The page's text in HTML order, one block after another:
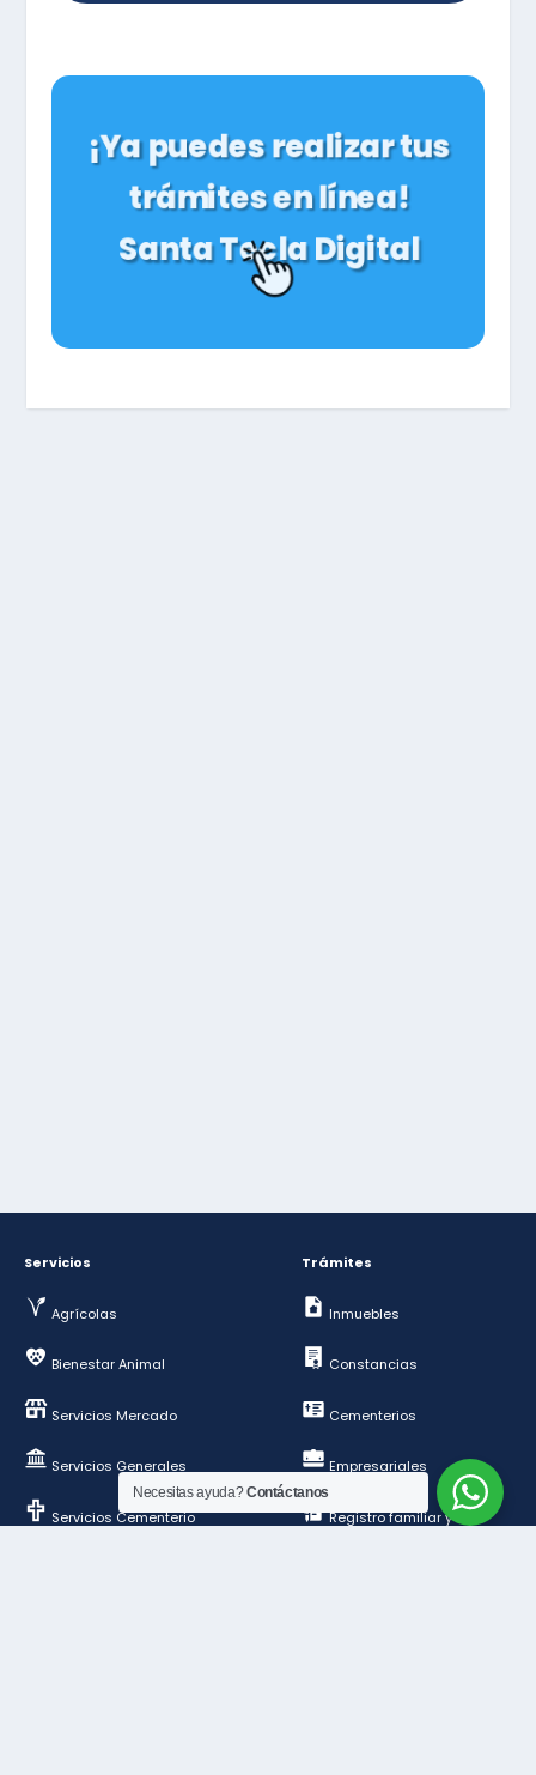
¡Ya puedes realizar tus
trámites en línea!
Santa Tecla Digital
Servicios
Agrícolas
Bienestar Animal
Servicios Mercado
Servicios Generales
Servicios Cementerio
Trámites
Inmuebles
Constancias
Cementerios
Empresariales
Registro familiar y de
Necesitas ayuda?Contáctanos